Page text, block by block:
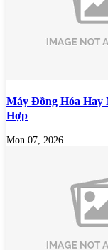
Máy Đồng Hóa Hay
Hợp
Mon 07, 2026